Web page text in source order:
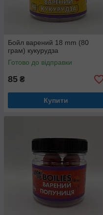
Бойл варений 18 mm (80
грам) кукурудза
Готово до відправки
85 ₴
Купити